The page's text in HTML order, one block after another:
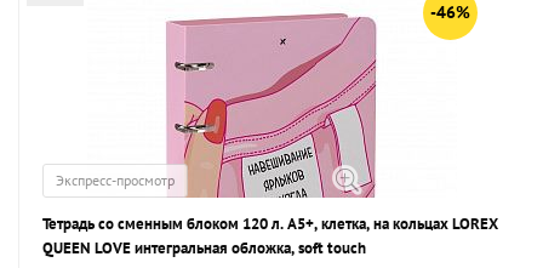
-46%
Экспресс-просмотр
Тетрадь со сменным блоком 120 л. А5+, клетка, на кольцах LOREX
QUEEN LOVE интегральная обложка, soft touch